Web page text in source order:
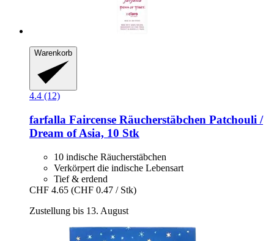
Warenkorb
4.4 (12)
farfalla Faircense Räucherstäbchen Patchouli /
Dream of Asia, 10 Stk
10 indische Räucherstäbchen
Verkörpert die indische Lebensart
Tief & erdend
CHF 4.65 (CHF 0.47 / Stk)
Zustellung bis 13. August